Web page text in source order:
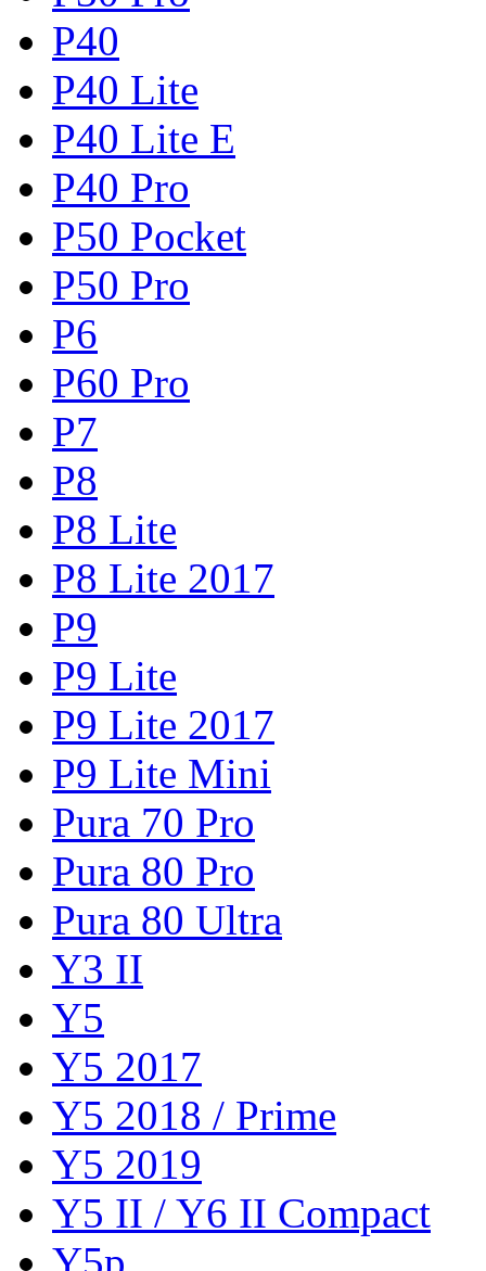
P40
P40 Lite
P40 Lite E
P40 Pro
P50 Pocket
P50 Pro
P6
P60 Pro
P7
P8
P8 Lite
P8 Lite 2017
P9
P9 Lite
P9 Lite 2017
P9 Lite Mini
Pura 70 Pro
Pura 80 Pro
Pura 80 Ultra
Y3 II
Y5
Y5 2017
Y5 2018 / Prime
Y5 2019
Y5 II / Y6 II Compact